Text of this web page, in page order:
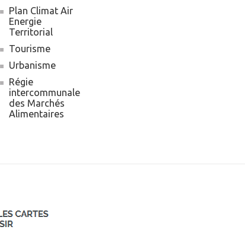
Plan Climat Air
Energie
Territorial
Tourisme
Urbanisme
Régie
intercommunale
des Marchés
Alimentaires